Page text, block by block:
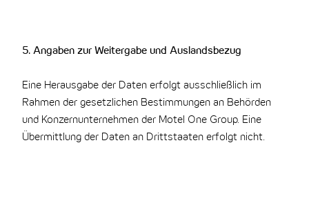
5. Angaben zur Weitergabe und Auslandsbezug
Eine Herausgabe der Daten erfolgt ausschließlich im
Rahmen der gesetzlichen Bestimmungen an Behörden
und Konzernunternehmen der Motel One Group. Eine
Übermittlung der Daten an Drittstaaten erfolgt nicht.